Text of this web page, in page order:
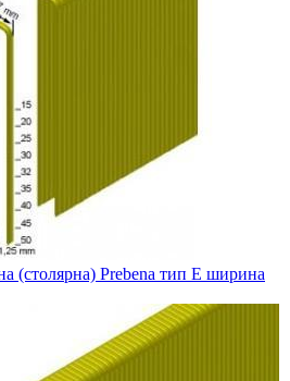
(столярна) Prebena тип E ширина